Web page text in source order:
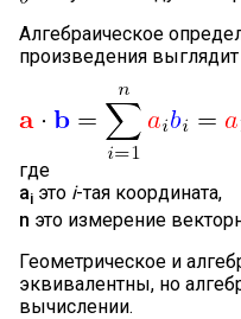
Алгебраическое
произведения
где
ai это i-тая координата,
n это измерение
Геометрическое и
эквивалентны, но
вычислении.